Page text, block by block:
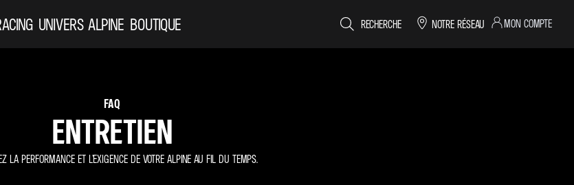
UNIVERS ALPINE BOUTIQUE RECHERCHE NOTRE RÉSEAU MON COMPTE
FAQ
ENTRETIEN
LA PERFORMANCE ET L’EXIGENCE DE VOTRE ALPINE AU FIL DU TEMPS.